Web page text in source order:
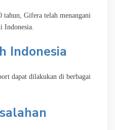
tahun, Gifera telah menangani
Indonesia.
Indonesia
dapat dilakukan di berbagai